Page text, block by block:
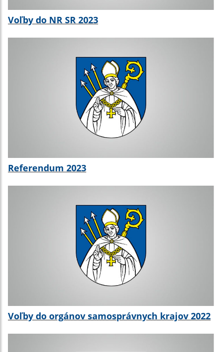
Voľby do NR SR 2023
Referendum 2023
Voľby do orgánov samosprávnych krajov 2022